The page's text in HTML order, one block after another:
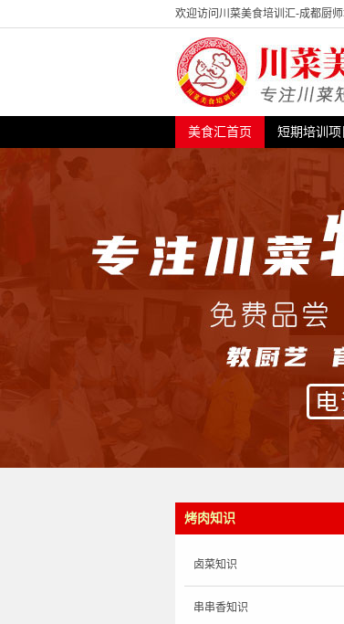
欢迎访问川菜美食培训汇-成都厨师
美食汇首页 短期培训项
烤肉知识
卤菜知识
串串香知识